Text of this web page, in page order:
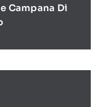
Campana Di